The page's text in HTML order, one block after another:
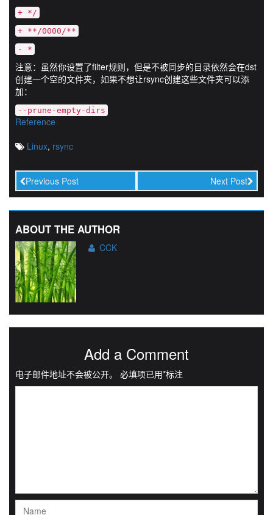
+ */
+ **/0000/**
- *
注意：虽然你设置了filter规则，但是不被同步的目录依然会在dst
创建一个空的文件夹，如果不想让rsync创建这些文件夹可以添
加：
--prune-empty-dirs
Reference
Linux, rsync
Previous Post Next Post
ABOUT THE AUTHOR
CCK
Add a Comment
电子邮件地址不会被公开。 必填项已用*标注